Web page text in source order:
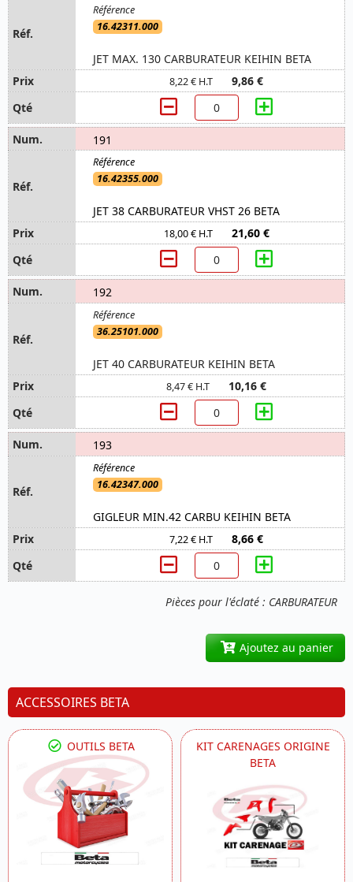
Pièces pour l'éclaté : CARBURATEUR
16.42311.000
JET MAX. 130 CARBURATEUR KEIHIN BETA
8,22 € H.T 9,86 €
191
16.42355.000
JET 38 CARBURATEUR VHST 26 BETA
18,00 € H.T 21,60 €
192
36.25101.000
JET 40 CARBURATEUR KEIHIN BETA
8,47 € H.T 10,16 €
193
16.42347.000
GIGLEUR MIN.42 CARBU KEIHIN BETA
7,22 € H.T 8,66 €
Ajoutez au panier
ACCESSOIRES BETA
OUTILS BETA
KIT CARENAGES ORIGINE
BETA